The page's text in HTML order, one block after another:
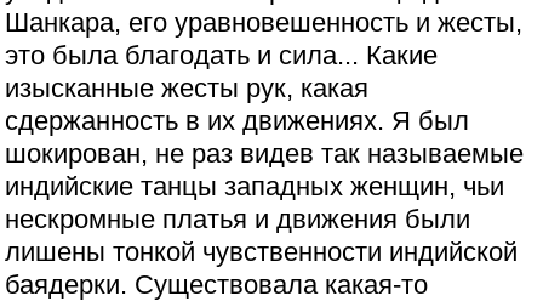
Шанкара, его уравновешенность и жесты,
это была благодать и сила... Какие
изысканные жесты рук, какая
сдержанность в их движениях. Я был
шокирован, не раз видев так называемые
индийские танцы западных женщин, чьи
нескромные платья и движения были
лишены тонкой чувственности индийской
баядерки. Существовала какая-то